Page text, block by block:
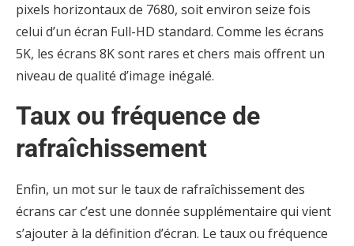
pixels horizontaux de 7680, soit environ seize fois
celui d’un écran Full-HD standard. Comme les écrans
5K, les écrans 8K sont rares et chers mais offrent un
niveau de qualité d’image inégalé.
Taux ou fréquence de
rafraîchissement
Enfin, un mot sur le taux de rafraîchissement des
écrans car c’est une donnée supplémentaire qui vient
s’ajouter à la définition d’écran. Le taux ou fréquence